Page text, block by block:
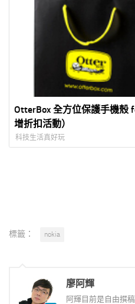
OtterBox 全方位保護手機殼
增折扣活動）
科技生活真好玩
標籤： nokia
廖阿輝
阿輝目前是自由撰